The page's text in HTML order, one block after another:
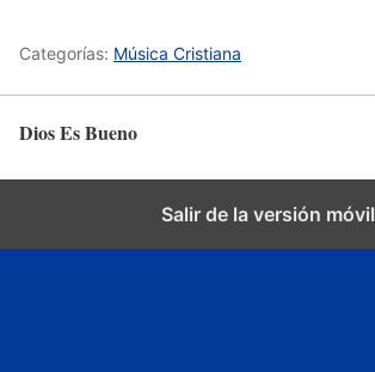
Categorías: Música Cristiana
Dios Es Bueno
Salir de la versión móvil